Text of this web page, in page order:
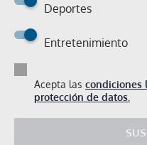
Deportes
Entretenimiento
Acepta las condiciones
protección de datos.